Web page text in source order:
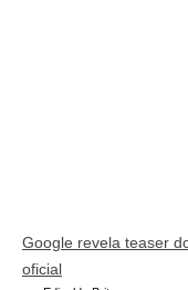
Google revela teaser
oficial